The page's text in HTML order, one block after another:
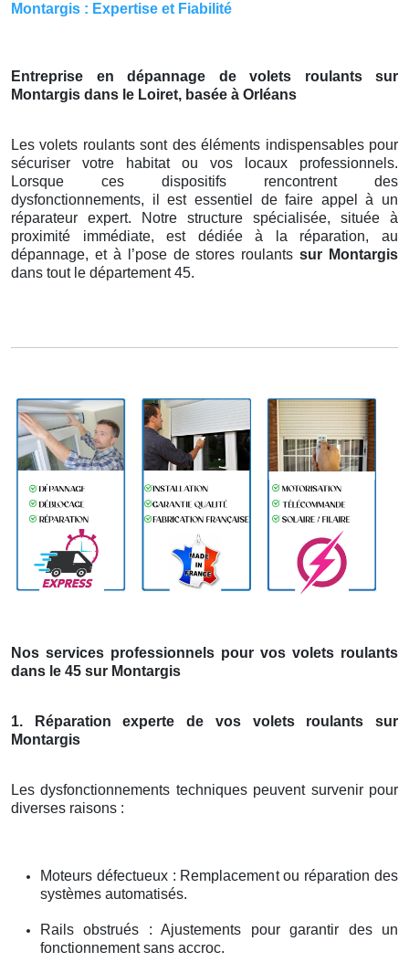
Montargis : Expertise et Fiabilité
Entreprise en dépannage de volets roulants sur
Montargis dans le Loiret, basée à Orléans
Les volets roulants sont des éléments indispensables pour
sécuriser votre habitat ou vos locaux professionnels.
Lorsque ces dispositifs rencontrent des
dysfonctionnements, il est essentiel de faire appel à un
réparateur expert. Notre structure spécialisée, située à
proximité immédiate, est dédiée à la réparation, au
dépannage, et à l’pose de stores roulantssur Montargis
dans tout le département 45.
Nos services professionnels pour vos volets roulants
dans le 45 sur Montargis
1. Réparation experte de vos volets roulants sur
Montargis
Les dysfonctionnements techniques peuvent survenir pour
diverses raisons :
Moteurs défectueux : Remplacement ou réparation des
systèmes automatisés.
Rails obstrués : Ajustements pour garantir des un
fonctionnement sans accroc.